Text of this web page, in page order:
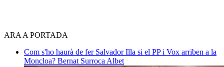
ARA A PORTADA
Com s'ho haurà de fer Salvador Illa si el PP i Vox arriben a la
Moncloa? Bernat Surroca Albet